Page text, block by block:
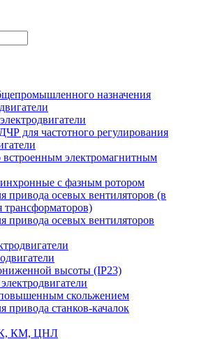
назначения
для частотного регулирования
встроенным электромагнитным
с фазным ротором
привода осевых вентиляторов (в
трансформаторов)
привода осевых вентиляторов
высоты (IP23)
скольжением
привода станков-качалок
К, КМ, ЦНЛ